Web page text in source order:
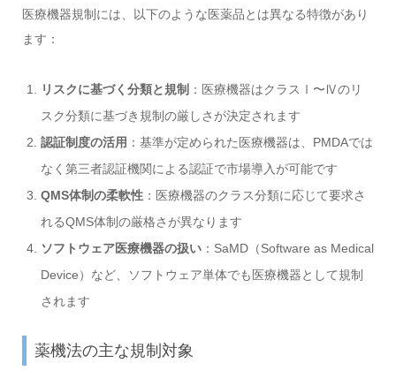
医療機器規制には、以下のような医薬品とは異なる特徴があり
ます：
リスクに基づく分類と規制 ：医療機器はクラスⅠ〜Ⅳのリ
スク分類に基づき規制の厳しさが決定されます
認証制度の活用 ：基準が定められた医療機器は、PMDAでは
なく第三者認証機関による認証で市場導入が可能です
QMS体制の柔軟性：医療機器のクラス分類に応じて要求さ
れるQMS体制の厳格さが異なります
ソフトウェア医療機器の扱い：SaMD（Software as Medical
Device）など、ソフトウェア単体でも医療機器として規制
されます
薬機法の主な規制対象